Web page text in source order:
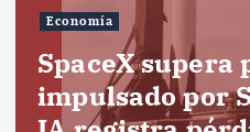
Economía
SpaceX supera
impulsado por